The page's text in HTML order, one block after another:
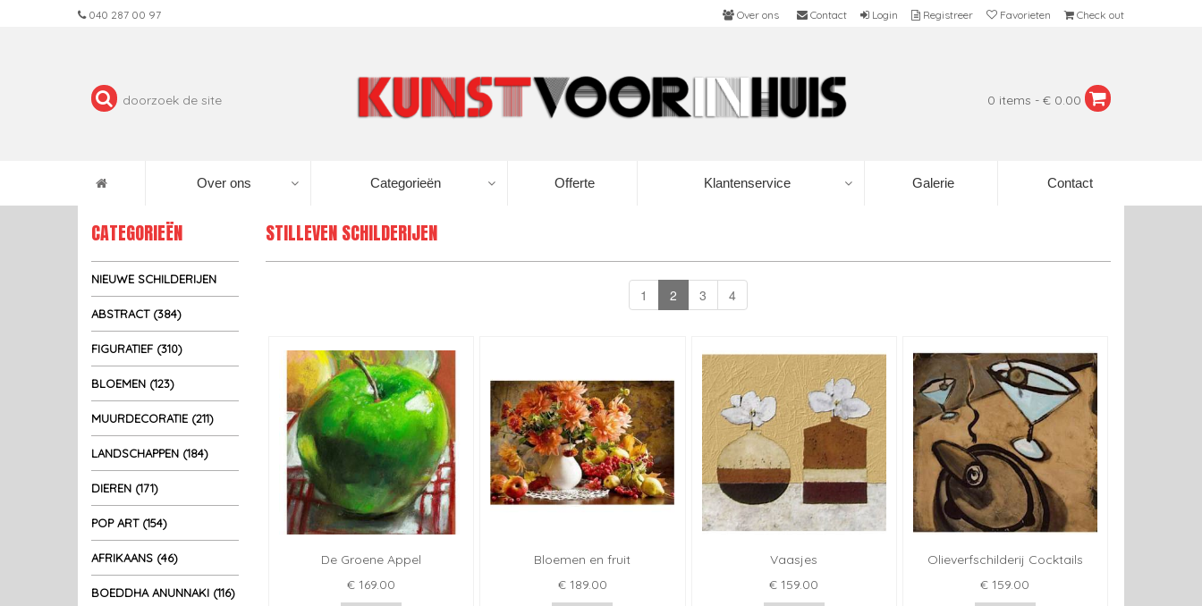
040 287 00 97 Over ons Contact Login Registreer Favorieten Check out
0 items - € 0.00
Over ons Categorieën Offerte Klantenservice Galerie Contact
CATEGORIEËN
NIEUWE SCHILDERIJEN
ABSTRACT (384)
FIGURATIEF (310)
BLOEMEN (123)
MUURDECORATIE (211)
LANDSCHAPPEN (184)
DIEREN (171)
POP ART (154)
AFRIKAANS (46)
BOEDDHA ANUNNAKI (116)
STILLEVEN SCHILDERIJEN
1 2 3 4
De Groene Appel
€ 169.00
Bloemen en fruit
€ 189.00
Vaasjes
€ 159.00
Olieverfschilderij Cocktails
€ 159.00